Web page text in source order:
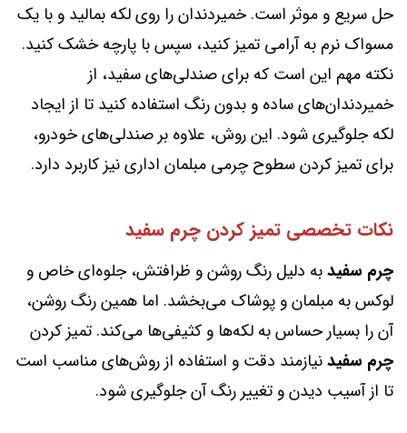
حل سریع و موثر است. خمیردندان را روی لکه بمالید و با یک
مسواک نرم به آرامی تمیز کنید، سپس با پارچه خشک کنید.
نکته مهم این است که برای صندلی‌های سفید، از
خمیردندان‌های ساده و بدون رنگ استفاده کنید تا از ایجاد
لکه جلوگیری شود. این روش، علاوه بر صندلی‌های خودرو،
برای تمیز کردن سطوح چرمی مبلمان اداری نیز کاربرد دارد.
نکات تخصصی تمیز کردن چرم سفید
چرم سفیدبه دلیل رنگ روشن و ظرافتش، جلوه‌ای خاص و
لوکس به مبلمان و پوشاک می‌بخشد. اما همین رنگ روشن،
آن را بسیار حساس به لکه‌ها و کثیفی‌ها می‌کند. تمیز کردن
چرم سفیدنیازمند دقت و استفاده از روش‌های مناسب است
تا از آسیب دیدن و تغییر رنگ آن جلوگیری شود.